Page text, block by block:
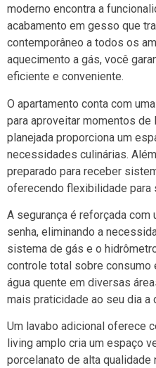
moderno encontra a
acabamento em gesso que
contemporâneo a todos os
aquecimento a gás, você
eficiente e conveniente.
O apartamento conta com
para aproveitar momentos de
planejada proporciona um
necessidades culinárias.
preparado para receber
oferecendo flexibilidade para
A segurança é reforçada com
senha, eliminando a
sistema de gás e o
controle total sobre consumo
água quente em diversas
mais praticidade ao seu dia a
Um lavabo adicional oferece
living amplo cria um espaço
porcelanato de alta